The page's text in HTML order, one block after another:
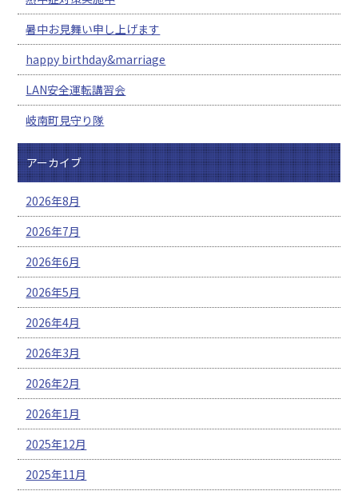
暑中お見舞い申し上げます
happy birthday&marriage
LAN安全運転講習会
岐南町見守り隊
アーカイブ
2026年8月
2026年7月
2026年6月
2026年5月
2026年4月
2026年3月
2026年2月
2026年1月
2025年12月
2025年11月